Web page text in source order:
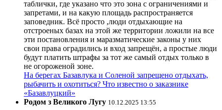
таблички, где указано что это зона с ограничениями и
запретами, и на какую площадь распространяется
заповедник. Всё просто ,люди отдыхающие на
отстроеных базах на этой же территории ложили на все
эти постановления и маразматические законы у них
свои права оградились и вход запрещён, а простые люди
будут платить штрафы за тот же самый отдых только в
не огороженой зоне.
На берегах Базавлука и Соленой запрещено отдыхать,
рыбачить и охотиться? Что известно о заказнике
«Базавлуцкий»
Родом з Великого Лугу 10.12.2025 13:55